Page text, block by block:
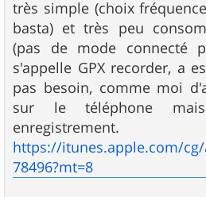
très simple (choix
basta) et très peu
(pas de mode connecté
s'appelle GPX recorder, a
pas besoin, comme moi
sur le téléphone
enregistrement.
https://
78496?mt=8